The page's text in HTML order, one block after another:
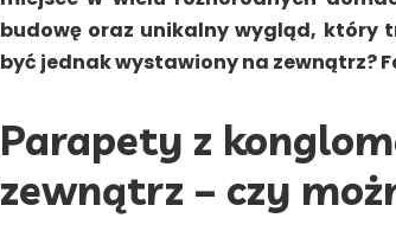
budowę oraz unikalny wygląd, który
być jednak wystawiony na zewnątrz?
Parapety z
zewnątrz – czy